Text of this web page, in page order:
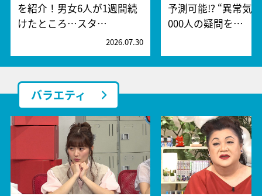
を紹介！男女6人が1週間続
けたところ…スタ…
2026.07.30
予測可能!? “異常気
000人の疑問を…
バラエティ